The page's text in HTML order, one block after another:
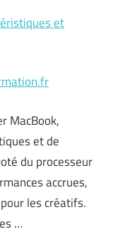
et
MacBook,
et de
du processeur
accrues,
les créatifs.
…